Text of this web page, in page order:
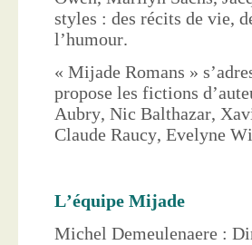
styles : des récits de vie,
l’humour.
« Mijade Romans »
propose les fictions
Aubry, Nic Balthazar,
Claude Raucy, Evelyne
L’équipe Mijade
Michel Demeulenaere :